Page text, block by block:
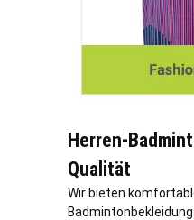
Herren-
Qualität
Wir bieten